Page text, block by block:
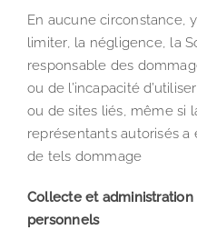
En aucune circonstance,
limiter, la négligence, la
responsable des
ou de l’incapacité
ou de sites liés, même si
représentants autorisés
de tels dommage
Collecte et
personnels